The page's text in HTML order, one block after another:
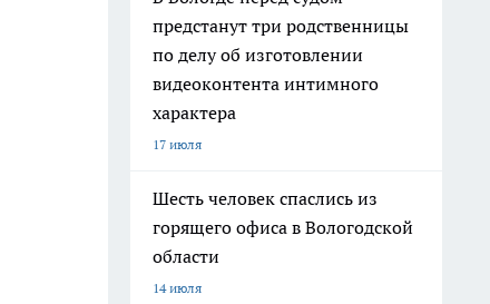
предстанут три родственницы
по делу об изготовлении
видеоконтента интимного
характера
17 июля
Шесть человек спаслись из
горящего офиса в Вологодской
области
14 июля